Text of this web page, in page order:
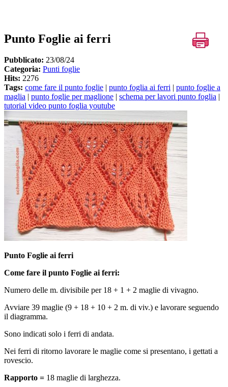
Punto Foglie ai ferri
Pubblicato: 23/08/24
Categoria: Punti foglie
Hits: 2276
Tags: come fare il punto foglie punto foglia ai ferri
punto foglie a
maglia
punto foglie per maglione schema per lavori punto foglia
tutorial video punto foglia youtube
Punto Foglie ai ferri
Come fare il punto Foglie ai ferri:
Numero delle m. divisibile per 18 + 1 + 2 maglie di vivagno.
Avviare 39 maglie (9 + 18 + 10 + 2 m. di viv.) e lavorare seguendo
il diagramma.
Sono indicati solo i ferri di andata.
Nei ferri di ritorno lavorare le maglie come si presentano, i gettati a
rovescio.
Rapporto = 18 maglie di larghezza.